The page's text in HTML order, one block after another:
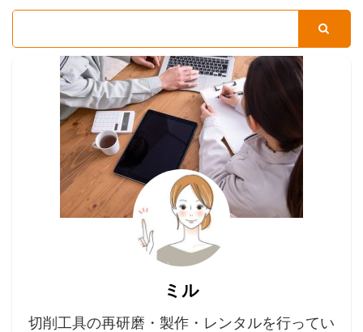
ミル
切削工具の再研磨・製作・レンタルを行ってい